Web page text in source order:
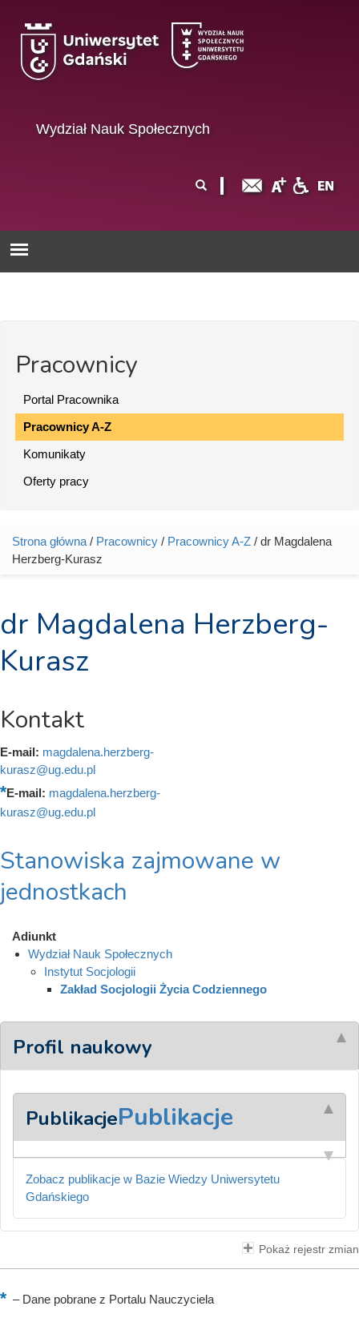
Wydział Nauk Społecznych
wyszukiwania
Pracownicy
Portal Pracownika
Pracownicy A-Z
Komunikaty
Oferty pracy
Jesteś tutaj
Strona główna / Pracownicy / Pracownicy A-Z / dr Magdalena
Herzberg-Kurasz
dr Magdalena Herzberg-
Kurasz
Kontakt
E-mail: magdalena.herzberg-
kurasz@ug.edu.pl
E-mail: magdalena.herzberg-
kurasz@ug.edu.pl
Stanowiska zajmowane w
jednostkach
Adiunkt
Wydział Nauk Społecznych
Instytut Socjologii
Zakład Socjologii Życia Codziennego
Profil naukowy
PublikacjePublikacje
Zobacz publikacje w Bazie Wiedzy Uniwersytetu
Gdańskiego
Pokaż rejestr zmian
–Dane pobrane z Portalu Nauczyciela